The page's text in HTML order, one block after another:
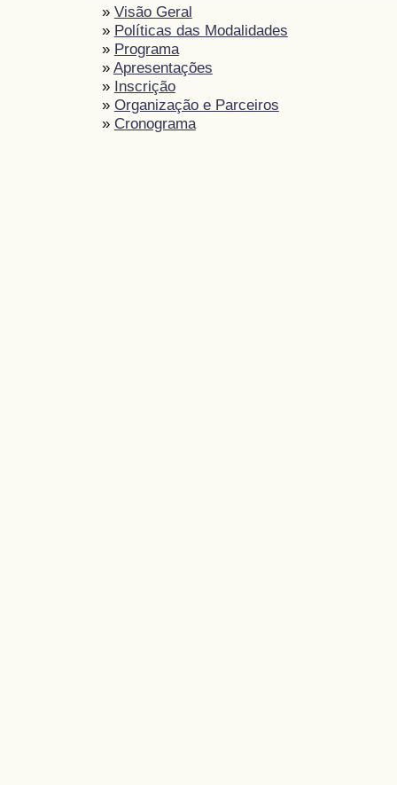
» Visão Geral
» Políticas das Modalidades
» Programa
» Apresentações
» Inscrição
» Organização e Parceiros
» Cronograma